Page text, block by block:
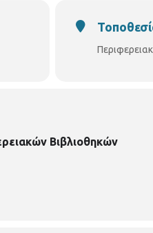
Βιβλιοθηκών